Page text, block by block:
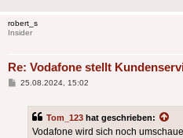
robert_s
Insider
Re: Vodafone stellt
Beitrag
25.08.2024, 15:02
Tom_123 hat geschrieben:
Vodafone wird sich noch